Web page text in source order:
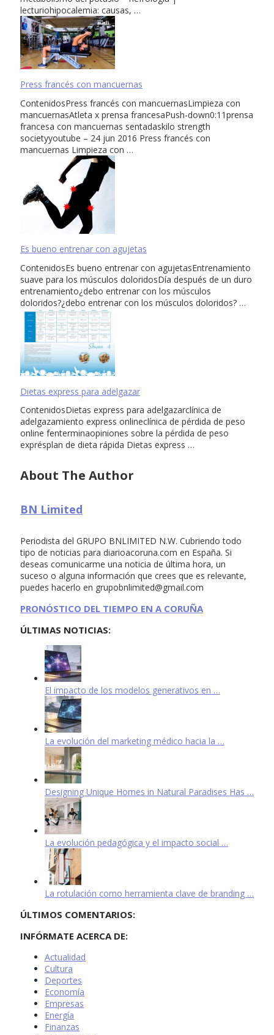
lecturiohipocalemia: causas, …
Press francés con mancuernas
ContenidosPress francés con mancuernasLimpieza con
mancuernasAtleta x prensa francesaPush-down0:11prensa
francesa con mancuernas sentadaskilo strength
societyyoutube – 24 jun 2016 Press francés con
mancuernas Limpieza con …
Es bueno entrenar con agujetas
ContenidosEs bueno entrenar con agujetasEntrenamiento
suave para los músculos doloridosDía después de un duro
entrenamiento¿debo entrenar con los músculos
doloridos?¿debo entrenar con los músculos doloridos? …
Dietas express para adelgazar
ContenidosDietas express para adelgazarclínica de
adelgazamiento express onlineclínica de pérdida de peso
online fenterminaopiniones sobre la pérdida de peso
exprésplan de dieta rápida Dietas express …
About The Author
BN Limited
Periodista del GRUPO BNLIMITED N.W. Cubriendo todo
tipo de noticias para diarioacoruna.com en España. Si
deseas comunicarme una noticia de última hora, un
suceso o alguna información que crees que es relevante,
puedes hacerlo en grupobnlimited@gmail.com
PRONÓSTICO DEL TIEMPO EN A CORUÑA
ÚLTIMAS NOTICIAS:
El impacto de los modelos generativos en …
La evolución del marketing médico hacia la …
Designing Unique Homes in Natural Paradises Has …
La evolución pedagógica y el impacto social …
La rotulación como herramienta clave de branding …
ÚLTIMOS COMENTARIOS:
INFÓRMATE ACERCA DE:
Actualidad
Cultura
Deportes
Economía
Empresas
Energía
Finanzas